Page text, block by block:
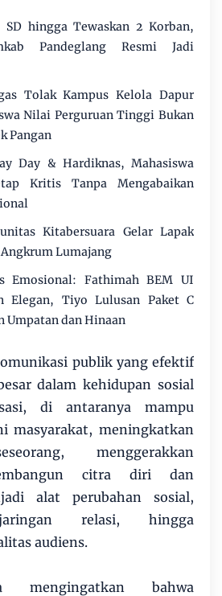
SD hingga Tewaskan 2 Korban,
Pandeglang Resmi Jadi
Tolak Kampus Kelola Dapur
Nilai Perguruan Tinggi Bukan
Pangan
Day & Hardiknas, Mahasiswa
Kritis Tanpa Mengabaikan
Kitabersuara Gelar Lapak
Lumajang
Emosional: Fathimah BEM UI
Elegan, Tiyo Lulusan Paket C
Umpatan dan Hinaan
publik yang efektif
dalam kehidupan sosial
di antaranya mampu
masyarakat, meningkatkan
menggerakkan
citra diri dan
alat perubahan sosial,
relasi, hingga
audiens.
mengingatkan bahwa